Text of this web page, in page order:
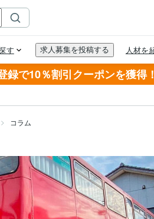
録で10％割引クーポンを獲得！
コラム